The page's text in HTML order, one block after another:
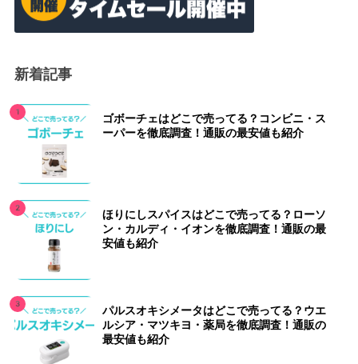
新着記事
ゴボーチェはどこで売ってる？コンビニ・ス
ーパーを徹底調査！通販の最安値も紹介
ほりにしスパイスはどこで売ってる？ローソ
ン・カルディ・イオンを徹底調査！通販の最
安値も紹介
パルスオキシメータはどこで売ってる？ウエ
ルシア・マツキヨ・薬局を徹底調査！通販の
最安値も紹介